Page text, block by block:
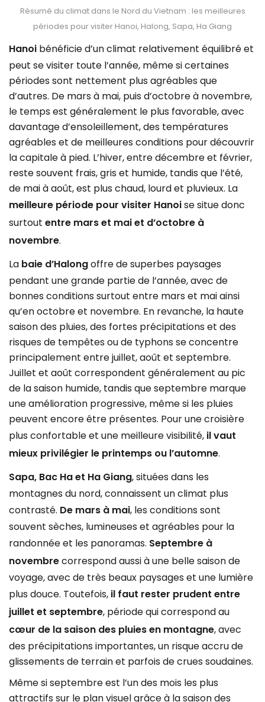
Résumé du climat dans le Nord du Vietnam : les meilleures
périodes pour visiter Hanoi, Halong, Sapa, Ha Giang
Hanoi bénéficie d’un climat relativement équilibré et
peut se visiter toute l’année, même si certaines
périodes sont nettement plus agréables que
d’autres. De mars à mai, puis d’octobre à novembre,
le temps est généralement le plus favorable, avec
davantage d’ensoleillement, des températures
agréables et de meilleures conditions pour découvrir
la capitale à pied. L’hiver, entre décembre et février,
reste souvent frais, gris et humide, tandis que l’été,
de mai à août, est plus chaud, lourd et pluvieux. La
meilleure période pour visiter Hanoise situe donc
surtout entre mars et maiet d’octobre à
novembre.
La baie d’Halongoffre de superbes paysages
pendant une grande partie de l’année, avec de
bonnes conditions surtout entre mars et mai ainsi
qu’en octobre et novembre. En revanche, la haute
saison des pluies, des fortes précipitations et des
risques de tempêtes ou de typhons se concentre
principalement entre juillet, août et septembre.
Juillet et août correspondent généralement au pic
de la saison humide, tandis que septembre marque
une amélioration progressive, même si les pluies
peuvent encore être présentes. Pour une croisière
plus confortable et une meilleure visibilité, il vaut
mieux privilégier le printemps ou l’automne.
Sapa, Bac Ha et Ha Giang, situées dans les
montagnes du nord, connaissent un climat plus
contrasté. De mars à mai, les conditions sont
souvent sèches, lumineuses et agréables pour la
randonnée et les panoramas. Septembre à
novembrecorrespond aussi à une belle saison de
voyage, avec de très beaux paysages et une lumière
plus douce. Toutefois, il faut rester prudent entre
juillet et septembre, période qui correspond au
cœur de la saison des pluies en montagne, avec
des précipitations importantes, un risque accru de
glissements de terrain et parfois de crues soudaines.
Même si septembre est l’un des mois les plus
attractifs sur le plan visuel grâce à la saison des